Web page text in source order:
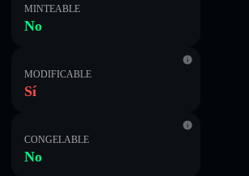
MINTEABLE
No
MODIFICABLE
Sí
CONGELABLE
No